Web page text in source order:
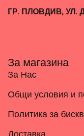
ГР. ПЛОВДИВ, УЛ.
За магазина
За Нас
Общи условия и
Политика за
Доставка